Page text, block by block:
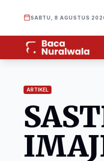
SABTU, 8 AGUSTUS
ARTIKEL